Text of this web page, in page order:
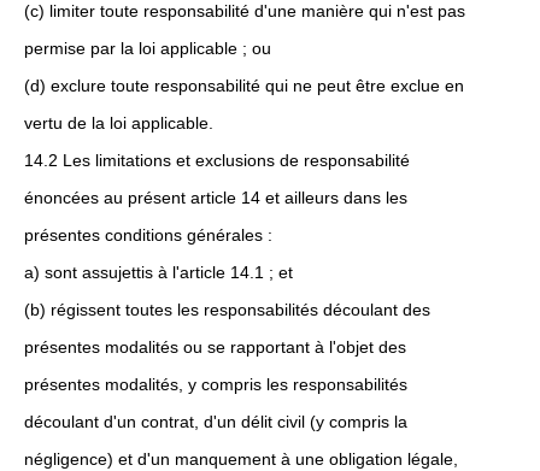
(c) limiter toute responsabilité d'une manière qui n'est pas
permise par la loi applicable ; ou
(d) exclure toute responsabilité qui ne peut être exclue en
vertu de la loi applicable.
14.2 Les limitations et exclusions de responsabilité
énoncées au présent article 14 et ailleurs dans les
présentes conditions générales :
a) sont assujettis à l'article 14.1 ; et
(b) régissent toutes les responsabilités découlant des
présentes modalités ou se rapportant à l'objet des
présentes modalités, y compris les responsabilités
découlant d'un contrat, d'un délit civil (y compris la
négligence) et d'un manquement à une obligation légale,